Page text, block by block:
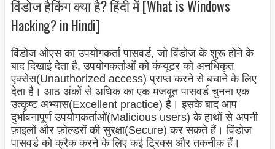
विंडोज हैकिंग क्या है? हिंदी में [What is Windows
Hacking? in Hindi]
विंडोज ओएस का उपयोगकर्ता पासवर्ड, जो विंडोज के शुरू होने के
बाद दिखाई देता है, उपयोगकर्ताओं को कंप्यूटर को अनधिकृत
एक्सेस(Unauthorized access) प्राप्त करने से बचाने के लिए
देता है। आठ अंकों से अधिक का एक मजबूत पासवर्ड चुनना एक
उत्कृष्ट अभ्यास(Excellent practice) है। इसके बाद आप
दुर्भावनापूर्ण उपयोगकर्ताओं(Malicious users) के हाथों से अपनी
फ़ाइलों और फ़ोल्डरों की सुरक्षा(Secure) कर सकते हैं। विंडोज़
पासवर्ड को क्रैक करने के लिए कई ट्रिक्स और तकनीक हैं।